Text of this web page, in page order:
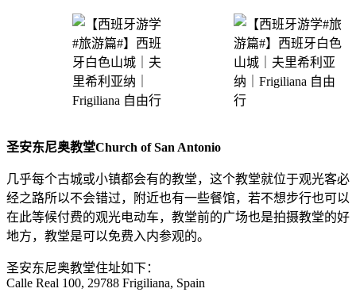
圣安东尼奥教堂Church of San Antonio
几乎每个古城或小镇都会有的教堂，这个教堂就位于观光客必
经之路所以不会错过，附近也有一些餐馆，若不想步行也可以
在此等候付费的观光电动车，教堂前的广场也是拍摄教堂的好
地方，教堂是可以免费入内参观的。
圣安东尼奥教堂住址如下：
Calle Real 100, 29788 Frigiliana, Spain